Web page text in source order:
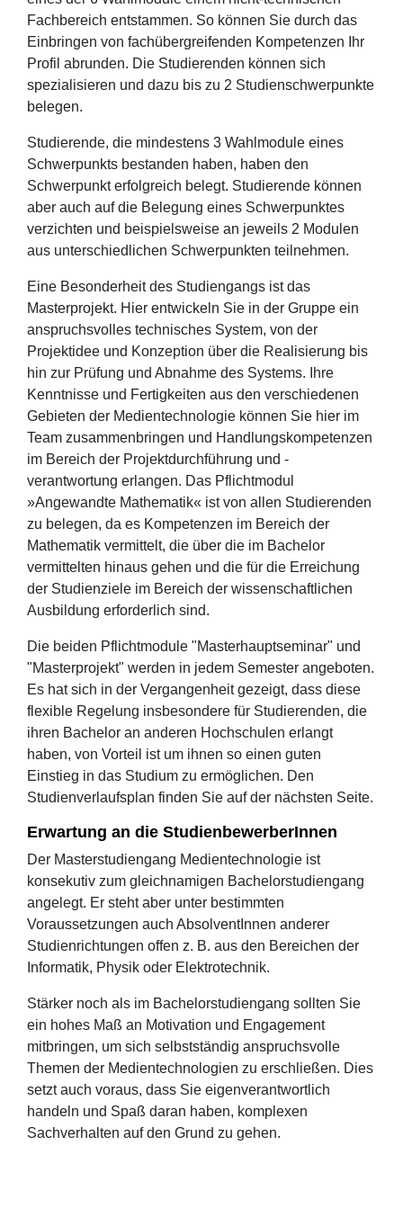
Fachbereich entstammen. So können Sie durch das
Einbringen von fachübergreifenden Kompetenzen Ihr
Profil abrunden. Die Studierenden können sich
spezialisieren und dazu bis zu 2 Studienschwerpunkte
belegen.
Studierende, die mindestens 3 Wahlmodule eines
Schwerpunkts bestanden haben, haben den
Schwerpunkt erfolgreich belegt. Studierende können
aber auch auf die Belegung eines Schwerpunktes
verzichten und beispielsweise an jeweils 2 Modulen
aus unterschiedlichen Schwerpunkten teilnehmen.
Eine Besonderheit des Studiengangs ist das
Masterprojekt. Hier entwickeln Sie in der Gruppe ein
anspruchsvolles technisches System, von der
Projektidee und Konzeption über die Realisierung bis
hin zur Prüfung und Abnahme des Systems. Ihre
Kenntnisse und Fertigkeiten aus den verschiedenen
Gebieten der Medientechnologie können Sie hier im
Team zusammenbringen und Handlungskompetenzen
im Bereich der Projektdurchführung und -
verantwortung erlangen. Das Pflichtmodul
»Angewandte Mathematik« ist von allen Studierenden
zu belegen, da es Kompetenzen im Bereich der
Mathematik vermittelt, die über die im Bachelor
vermittelten hinaus gehen und die für die Erreichung
der Studienziele im Bereich der wissenschaftlichen
Ausbildung erforderlich sind.
Die beiden Pflichtmodule "Masterhauptseminar" und
"Masterprojekt" werden in jedem Semester angeboten.
Es hat sich in der Vergangenheit gezeigt, dass diese
flexible Regelung insbesondere für Studierenden, die
ihren Bachelor an anderen Hochschulen erlangt
haben, von Vorteil ist um ihnen so einen guten
Einstieg in das Studium zu ermöglichen. Den
Studienverlaufsplan finden Sie auf der nächsten Seite.
Erwartung an die StudienbewerberInnen
Der Masterstudiengang Medientechnologie ist
konsekutiv zum gleichnamigen Bachelorstudiengang
angelegt. Er steht aber unter bestimmten
Voraussetzungen auch AbsolventInnen anderer
Studienrichtungen offen z. B. aus den Bereichen der
Informatik, Physik oder Elektrotechnik.
Stärker noch als im Bachelorstudiengang sollten Sie
ein hohes Maß an Motivation und Engagement
mitbringen, um sich selbstständig anspruchsvolle
Themen der Medientechnologien zu erschließen. Dies
setzt auch voraus, dass Sie eigenverantwortlich
handeln und Spaß daran haben, komplexen
Sachverhalten auf den Grund zu gehen.